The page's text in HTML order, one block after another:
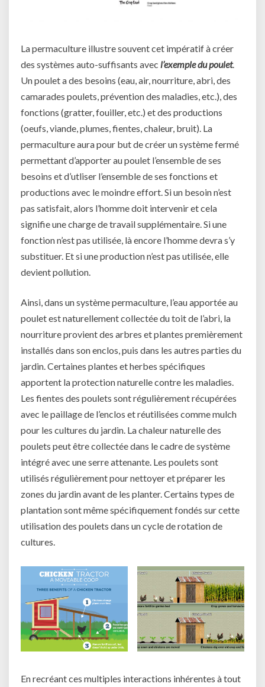
La permaculture illustre souvent cet impératif à créer
des systèmes auto-suffisants avec l’exemple du poulet.
Un poulet a des besoins (eau, air, nourriture, abri, des
camarades poulets, prévention des maladies, etc.), des
fonctions (gratter, fouiller, etc.) et des productions
(oeufs, viande, plumes, fientes, chaleur, bruit). La
permaculture aura pour but de créer un système fermé
permettant d’apporter au poulet l’ensemble de ses
besoins et d’utliser l’ensemble de ses fonctions et
productions avec le moindre effort. Si un besoin n’est
pas satisfait, alors l’homme doit intervenir et cela
signifie une charge de travail supplémentaire. Si une
fonction n’est pas utilisée, là encore l’homme devra s’y
substituer. Et si une production n’est pas utilisée, elle
devient pollution.
Ainsi, dans un système permaculture, l’eau apportée au
poulet est naturellement collectée du toit de l’abri, la
nourriture provient des arbres et plantes premièrement
installés dans son enclos, puis dans les autres parties du
jardin. Certaines plantes et herbes spécifiques
apportent la protection naturelle contre les maladies.
Les fientes des poulets sont régulièrement récupérées
avec le paillage de l’enclos et réutilisées comme mulch
pour les cultures du jardin. La chaleur naturelle des
poulets peut être collectée dans le cadre de système
intégré avec une serre attenante. Les poulets sont
utilisés régulièrement pour nettoyer et préparer les
zones du jardin avant de les planter. Certains types de
plantation sont même spécifiquement fondés sur cette
utilisation des poulets dans un cycle de rotation de
cultures.
En recréant ces multiples interactions inhérentes à tout